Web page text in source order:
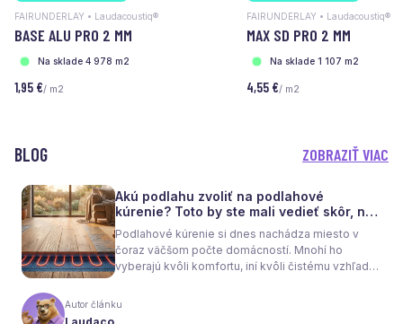
FAIRUNDERLAY • Laudacoustiq®
BASE ALU PRO 2 MM
Na sklade 4 978 m2
1,95 €/ m2
FAIRUNDERLAY • Laudacoustiq®
MAX SD PRO 2 MM
Na sklade 1 107 m2
4,55 €/ m2
BLOG ZOBRAZIŤ VIAC
Akú podlahu zvoliť na podlahové
kúrenie? Toto by ste mali vedieť skôr, než
sa rozhodnete
Podlahové kúrenie si dnes nachádza miesto v
čoraz väčšom počte domácností. Mnohí ho
vyberajú kvôli komfortu, iní kvôli čistému vzhľadu
Autor článku